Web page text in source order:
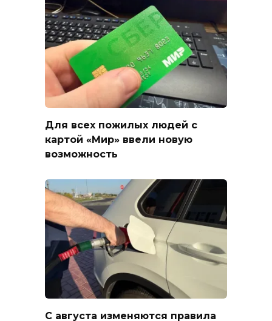
Для всех пожилых людей с
картой «Мир» ввели новую
возможность
С августа изменяются правила